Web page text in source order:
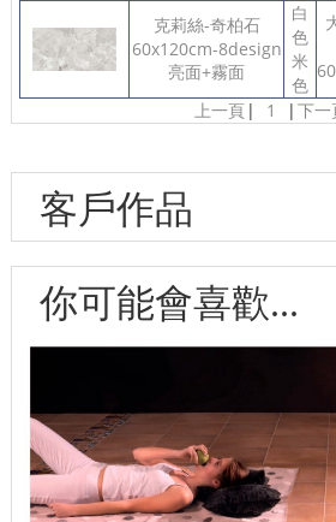
克莉絲-奇柏石
60x120cm-8design
亮面+霧面
白
色
米
色
上一頁 | 1 | 下一
客戶作品
你可能會喜歡...